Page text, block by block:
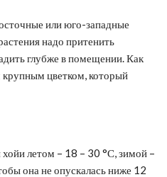
или юго-западные
надо притенить
глубже в помещении. Как
крупным цветком, который
летом – 18 – 30 °С, зимой –
она не опускалась ниже 12